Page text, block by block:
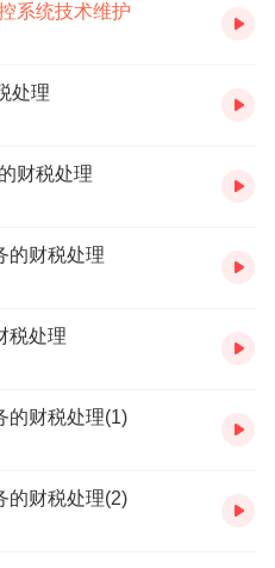
系统技术维护
处理
财税处理
的财税处理
税处理
的财税处理(1)
的财税处理(2)